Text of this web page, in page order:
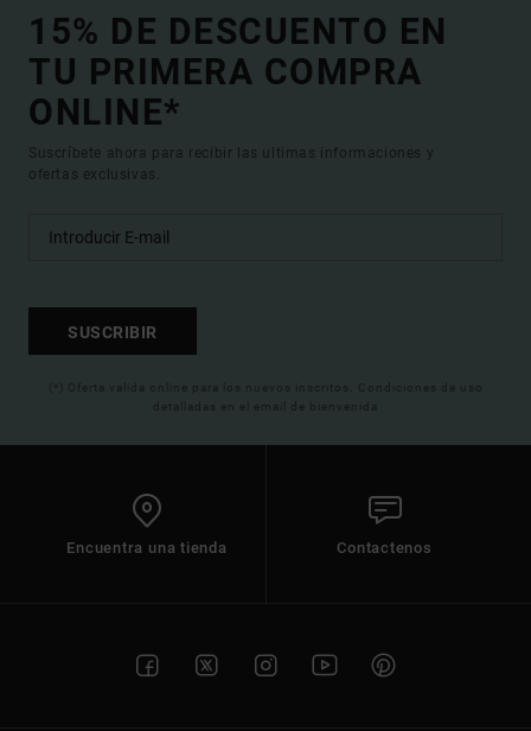
15% DE DESCUENTO EN
TU PRIMERA COMPRA
ONLINE*
Suscríbete ahora para recibir las ultimas informaciones y
ofertas exclusivas.
SUSCRIBIR
(*) Oferta valida online para los nuevos inscritos. Condiciones de uso
detalladas en el email de bienvenida
Encuentra una tienda Contactenos